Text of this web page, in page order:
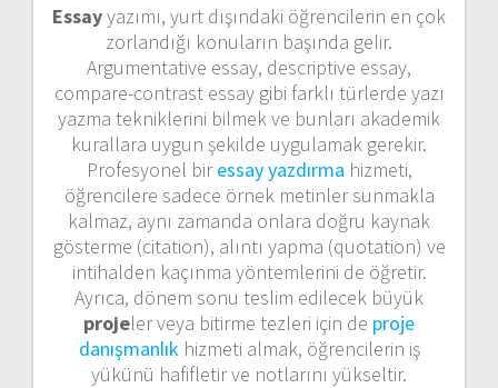
Essayyazımı, yurt dışındaki öğrencilerin en çok
zorlandığı konuların başında gelir.
Argumentative essay, descriptive essay,
compare-contrast essay gibi farklı türlerde yazı
yazma tekniklerini bilmek ve bunları akademik
kurallara uygun şekilde uygulamak gerekir.
Profesyonel biressay yazdırma hizmeti,
öğrencilere sadece örnek metinler sunmakla
kalmaz, aynı zamanda onlara doğru kaynak
gösterme (citation), alıntı yapma (quotation) ve
intihalden kaçınma yöntemlerini de öğretir.
Ayrıca, dönem sonu teslim edilecek büyük
projeler veya bitirme tezleri için de proje
danışmanlıkhizmeti almak, öğrencilerin iş
yükünü hafifletir ve notlarını yükseltir.